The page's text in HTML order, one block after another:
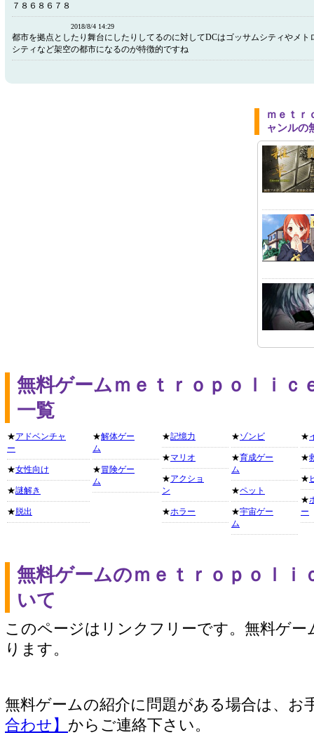
７８６８６７８
2018/8/4 14:29
都市を拠点としたり舞台にしたりしてるのに対してDCはゴッサムシティやメト
シティなど架空の都市になるのが特徴的ですね
ｍｅｔｒ
ャンルの
無料ゲームｍｅｔｒｏｐｏｌｉｃ
一覧
★アドベンチャ
ー
★女性向け
★謎解き
★ 脱出
★解体ゲー
ム
★冒険ゲー
ム
★記憶力
★マリオ
★アクショ
ン
★ホラー
★ゾンビ
★育成ゲー
ム
★ペット
★宇宙ゲー
ム
★
★
★
★
ー
無料ゲームのｍｅｔｒｏｐｏｌｉ
いて
このページはリンクフリーです。無料ゲー
ります。
無料ゲームの紹介に問題がある場合は、お
合わせ】 からご連絡下さい。